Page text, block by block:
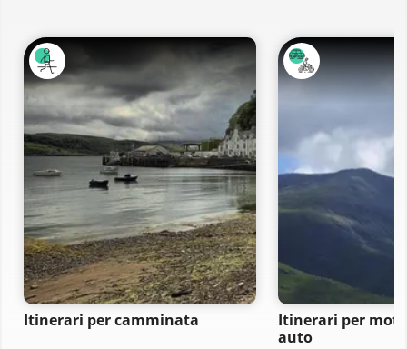
Itinerari per camminata
Itinerari per
auto